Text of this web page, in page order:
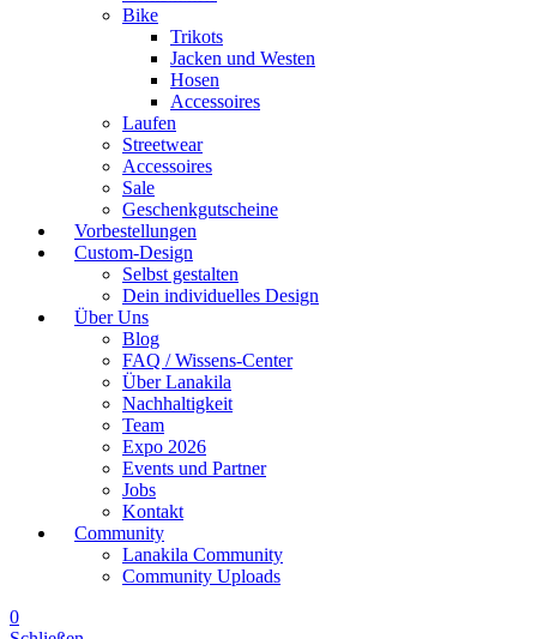
Bike
Trikots
Jacken und Westen
Hosen
Accessoires
Laufen
Streetwear
Accessoires
Sale
Geschenkgutscheine
Vorbestellungen
Custom-Design
Selbst gestalten
Dein individuelles Design
Über Uns
Blog
FAQ / Wissens-Center
Über Lanakila
Nachhaltigkeit
Team
Expo 2026
Events und Partner
Jobs
Kontakt
Community
Lanakila Community
Community Uploads
0